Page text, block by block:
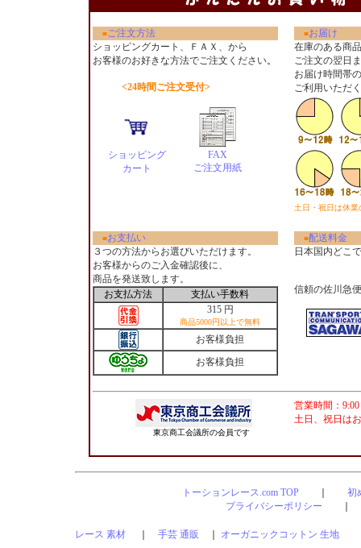
■ご注文方法 ■お届け
ショッピングカート、ＦＡＸ、から
お客様のお好きな方法でご注文ください。
<24時間ご注文受付>
ショッピング
カート
FAX
ご注文用紙
在庫のある商
ご注文の翌日
お届け時間帯
ご利用いただ
土日・祝日は休
■お支払い
３つの方法からお選びいただけます。
お客様からのご入金確認後に、
商品を発送致します。
お支払方法
支払い手数料
315 円
商品5000円以上で無料
お客様負担
お客様負担
■配送料金
日本国内どこ
信頼の佐川急
東京商工会議所の会員です
営業時間：
土日、祝日は
トーションレース.com TOP
初
プライバシーポリシー
レース 素材 手芸 通販 オーガニックコットン 生地